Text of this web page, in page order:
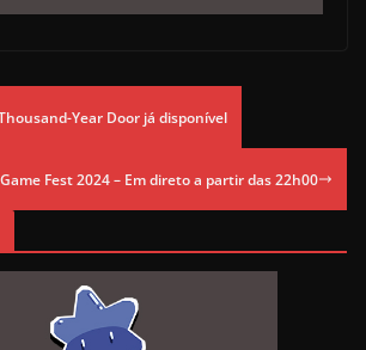
Year Door já disponível
Fest 2024 – Em direto a partir das 22h00